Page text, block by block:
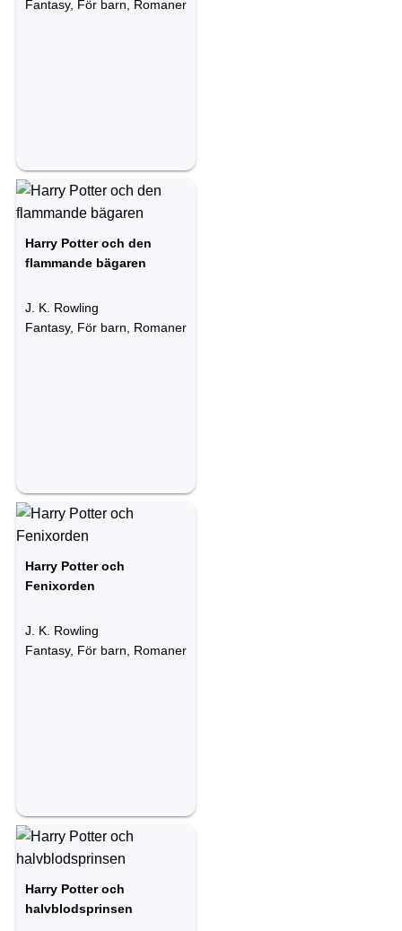
Fantasy, För barn, Romaner
Harry Potter och den
flammande bägaren
J. K. Rowling
Fantasy, För barn, Romaner
Harry Potter och
Fenixorden
J. K. Rowling
Fantasy, För barn, Romaner
Harry Potter och
halvblodsprinsen